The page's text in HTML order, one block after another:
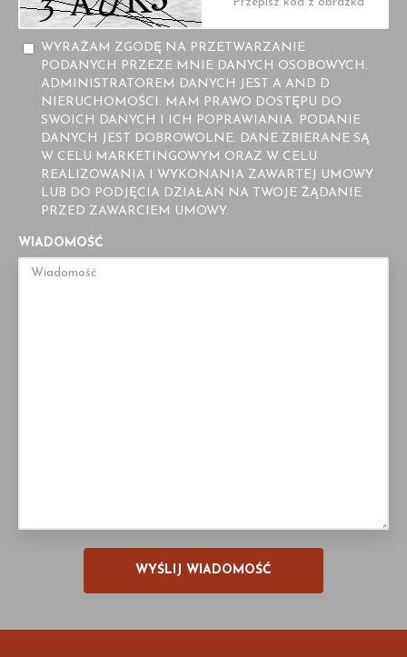
WYRAŻAM ZGODĘ NA PRZETWARZANIE
PODANYCH PRZEZE MNIE DANYCH OSOBOWYCH.
ADMINISTRATOREM DANYCH JEST A AND D
NIERUCHOMOŚCI. MAM PRAWO DOSTĘPU DO
SWOICH DANYCH I ICH POPRAWIANIA. PODANIE
DANYCH JEST DOBROWOLNE. DANE ZBIERANE SĄ
W CELU MARKETINGOWYM ORAZ W CELU
REALIZOWANIA I WYKONANIA ZAWARTEJ UMOWY
LUB DO PODJĘCIA DZIAŁAŃ NA TWOJE ŻĄDANIE
PRZED ZAWARCIEM UMOWY.
WIADOMOŚĆ